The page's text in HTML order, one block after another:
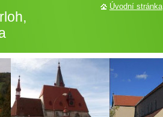
Úvodní stránka